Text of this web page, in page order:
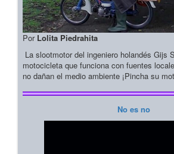
Por Lolita Piedrahita
La slootmotor del ingeniero holandés Gijs
motocicleta que funciona con fuentes
no dañan el medio ambiente ¡Pincha su
No es no